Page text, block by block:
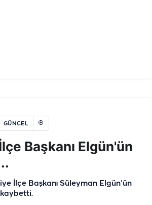
GÜNCEL
Başkanı Elgün'ün
İlçe Başkanı Süleyman Elgün'ün
kaybetti.